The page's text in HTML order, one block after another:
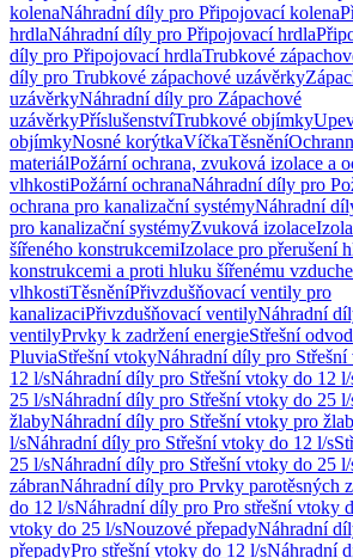
kolenaNáhradní díly pro Připojovací kolena
hrdlaNáhradní díly pro Připojovací hrdla
díly pro Připojovací hrdlaTrubkové
díly pro Trubkové zápachové uzávěrky
uzávěrkyNáhradní díly pro Zápachové
uzávěrkyPříslušenstvíTrubkové objímky
objímkyNosné korýtkaVíčkaTěsnění
materiálPožární ochrana, zvuková izolace a
vlhkostiPožární ochranaNáhradní díly pro
ochrana pro kanalizační systémyNáhradní
pro kanalizační systémyZvuková izolace
šířeného konstrukcemiIzolace pro přerušení
konstrukcemi a proti hluku šířenému
vlhkostiTěsněníPřivzdušňovací ventily pro
kanalizaciPřivzdušňovací ventilyNáhradní
ventilyPrvky k zadržení energieStřešní
PluviaStřešní vtokyNáhradní díly pro
12 l/sNáhradní díly pro Střešní vtoky do 12 l/
25 l/sNáhradní díly pro Střešní vtoky do 25 l/
žlabyNáhradní díly pro Střešní vtoky pro
l/sNáhradní díly pro Střešní vtoky do 12 l/s
25 l/sNáhradní díly pro Střešní vtoky do 25 l/
zábranNáhradní díly pro Prvky parotěsných
do 12 l/sNáhradní díly pro Pro střešní vtoky
vtoky do 25 l/sNouzové přepadyNáhradní
přepadyPro střešní vtoky do 12 l/sNáhradní